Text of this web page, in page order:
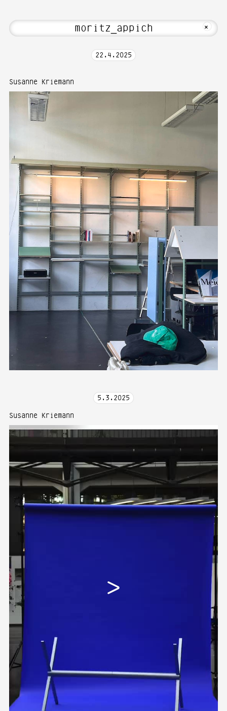
+
22 . 4 . 2025
Susanne Kriemann
5 . 3 . 2025
Susanne Kriemann